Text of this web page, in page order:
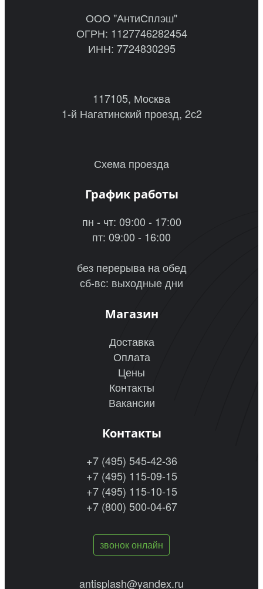
ООО "АнтиСплэш"
ОГРН: 1127746282454
ИНН: 7724830295
117105, Москва
1-й Нагатинский проезд, 2с2
Схема проезда
График работы
пн - чт: 09:00 - 17:00
пт: 09:00 - 16:00
без перерыва на обед
сб-вс: выходные дни
Магазин
Доставка
Оплата
Цены
Контакты
Вакансии
Контакты
+7 (495) 545-42-36
+7 (495) 115-09-15
+7 (495) 115-10-15
+7 (800) 500-04-67
звонок онлайн
antisplash@yandex.ru